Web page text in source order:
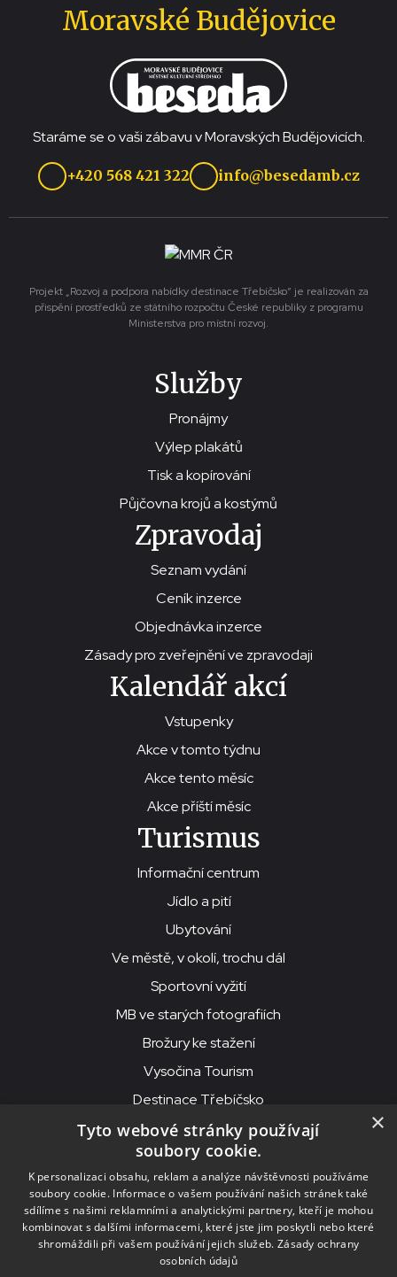
Moravské Budějovice
Staráme se o vaši zábavu v Moravských Budějovicích.
+420 568 421 322 info@besedamb.cz
Projekt „Rozvoj a podpora nabídky destinace Třebíčsko“ je realizován za
přispění prostředků ze státního rozpočtu České republiky z programu
Ministerstva pro místní rozvoj.
Služby
Pronájmy
Výlep plakátů
Tisk a kopírování
Půjčovna krojů a kostýmů
Zpravodaj
Seznam vydání
Ceník inzerce
Objednávka inzerce
Zásady pro zveřejnění ve zpravodaji
Kalendář akcí
Vstupenky
Akce v tomto týdnu
Akce tento měsíc
Akce příští měsíc
Turismus
Informační centrum
Jídlo a pití
Ubytování
Ve městě, v okolí, trochu dál
Sportovní vyžití
MB ve starých fotografiích
Brožury ke stažení
Vysočina Tourism
Destinace Třebíčsko
© 2026MKS Beseda Mor. Budějovice
MKS Beseda, příspěvková organizace, Purcnerova 62, 676 02
Moravské Budějovice
IČO: 00091758, DIČ: CZ00091758, ID datové schránky: chjn2kd
×
Tyto webové stránky používají
soubory cookie.
K personalizaci obsahu, reklam a analýze návštěvnosti používáme
soubory cookie. Informace o vašem používání našich stránek také
sdílíme s našimi reklamními a analytickými partnery, kteří je mohou
kombinovat s dalšími informacemi, které jste jim poskytli nebo které
shromáždili při vašem používání jejich služeb. Zásady ochrany
osobních údajů